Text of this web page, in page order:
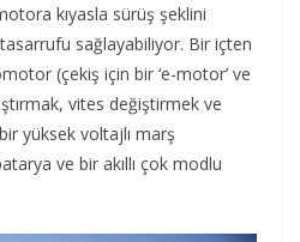
kıyasla sürüş şeklini
sağlayabiliyor. Bir içten
(çekiş için bir ‘e-motor’ ve
vites değiştirmek ve
yüksek voltajlı marş
ve bir akıllı çok modlu